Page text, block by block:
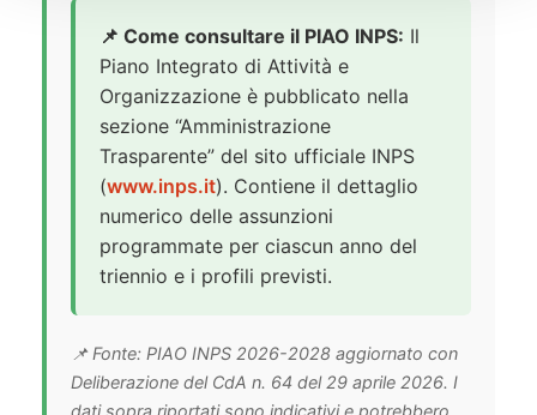
📌 Come consultare il PIAO INPS: Il
Piano Integrato di Attività e
Organizzazione è pubblicato nella
sezione “Amministrazione
Trasparente” del sito ufficiale INPS
(www.inps.it). Contiene il dettaglio
numerico delle assunzioni
programmate per ciascun anno del
triennio e i profili previsti.
📌 Fonte: PIAO INPS 2026-2028 aggiornato con
Deliberazione del CdA n. 64 del 29 aprile 2026. I